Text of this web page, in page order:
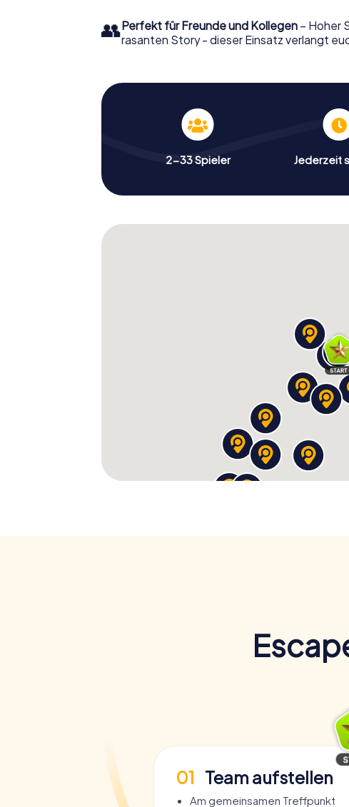
👥Perfekt für Freunde und Kollegen – Hoher
rasanten Story - dieser Einsatz verlangt
2-33 Spieler Jederzeit
01 Team aufstellen
Am gemeinsamen Treffpunkt